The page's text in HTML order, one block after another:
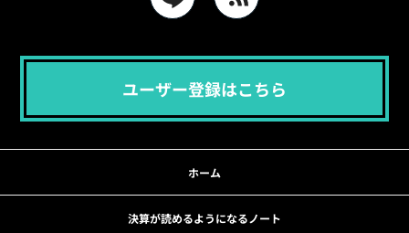
ユーザー登録はこちら
ホーム
決算が読めるようになるノート